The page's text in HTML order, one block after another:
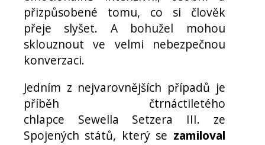
přizpůsobené tomu, co si člověk
přeje slyšet. A bohužel mohou
sklouznout ve velmi nebezpečnou
konverzaci.
Jedním z nejvarovnějších případů je
příběh čtrnáctiletého
chlapce Sewella Setzera III. ze
Spojených států, který se zamiloval